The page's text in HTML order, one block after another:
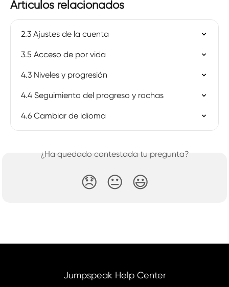
Artículos relacionados
2.3 Ajustes de la cuenta
3.5 Acceso de por vida
4.3 Niveles y progresión
4.4 Seguimiento del progreso y rachas
4.6 Cambiar de idioma
¿Ha quedado contestada tu pregunta?
😞 😐 😃
Jumpspeak Help Center